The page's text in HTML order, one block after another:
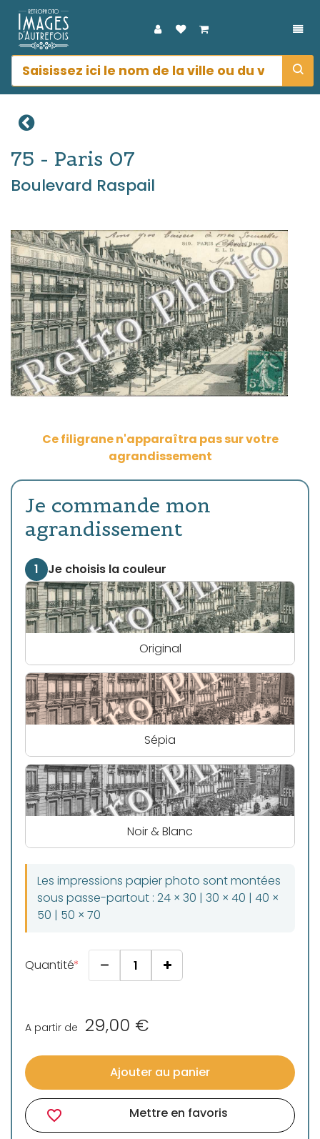
75 - Paris 07
Boulevard Raspail
Ce filigrane n'apparaîtra pas sur votre
agrandissement
Je commande mon
agrandissement
1 Je choisis la couleur
Original
Sépia
Noir & Blanc
Les impressions papier photo sont montées
sous passe-partout : 24 × 30 | 30 × 40 | 40 ×
50 | 50 × 70
Quantité
A partir de 29,00 €
Ajouter au panier
favorite_border Mettre en favoris